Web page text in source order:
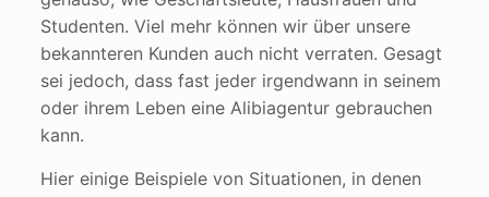
Studenten. Viel mehr können wir über unsere
bekannteren Kunden auch nicht verraten. Gesagt
sei jedoch, dass fast jeder irgendwann in seinem
oder ihrem Leben eine Alibiagentur gebrauchen
kann.
Hier einige Beispiele von Situationen, in denen